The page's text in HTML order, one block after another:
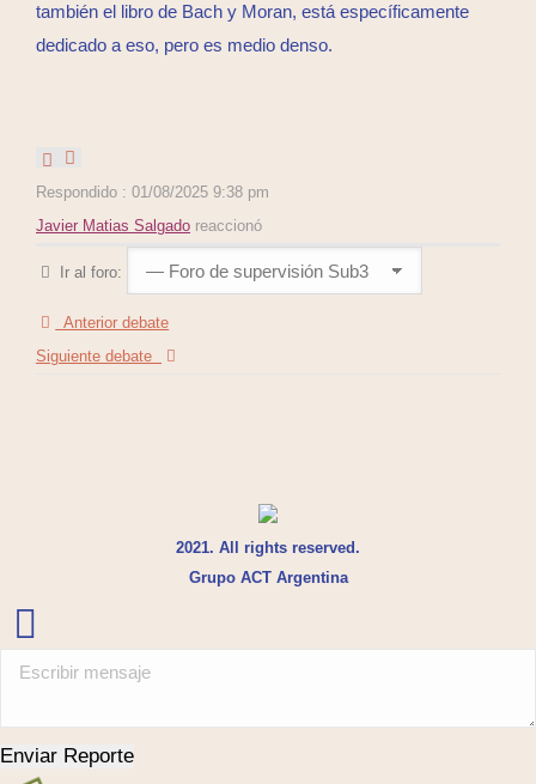
también el libro de Bach y Moran, está específicamente
dedicado a eso, pero es medio denso.
Respondido : 01/08/2025 9:38 pm
Javier Matias Salgado reaccionó
Ir al foro:
Anterior debate
Siguiente debate
2021. All rights reserved.
Grupo ACT Argentina